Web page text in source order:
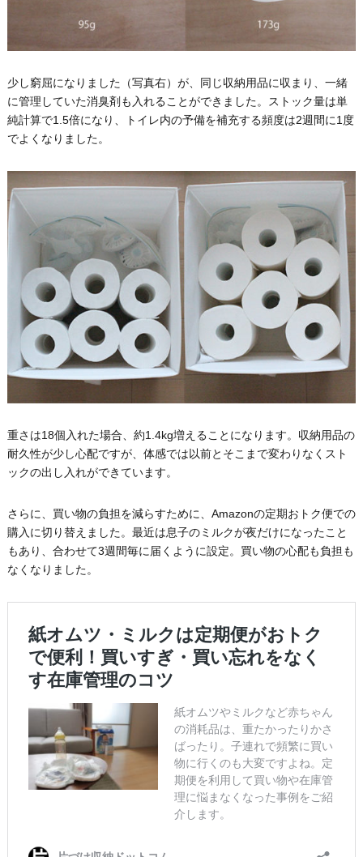
少し窮屈になりました（写真右）が、同じ収納用品に収まり、一緒
に管理していた消臭剤も入れることができました。ストック量は単
純計算で1.5倍になり、トイレ内の予備を補充する頻度は2週間に1度
でよくなりました。
重さは18個入れた場合、約1.4kg増えることになります。収納用品の
耐久性が少し心配ですが、体感では以前とそこまで変わりなくスト
ックの出し入れができています。
さらに、買い物の負担を減らすために、Amazonの定期おトク便での
購入に切り替えました。最近は息子のミルクが夜だけになったこと
もあり、合わせて3週間毎に届くように設定。買い物の心配も負担も
なくなりました。